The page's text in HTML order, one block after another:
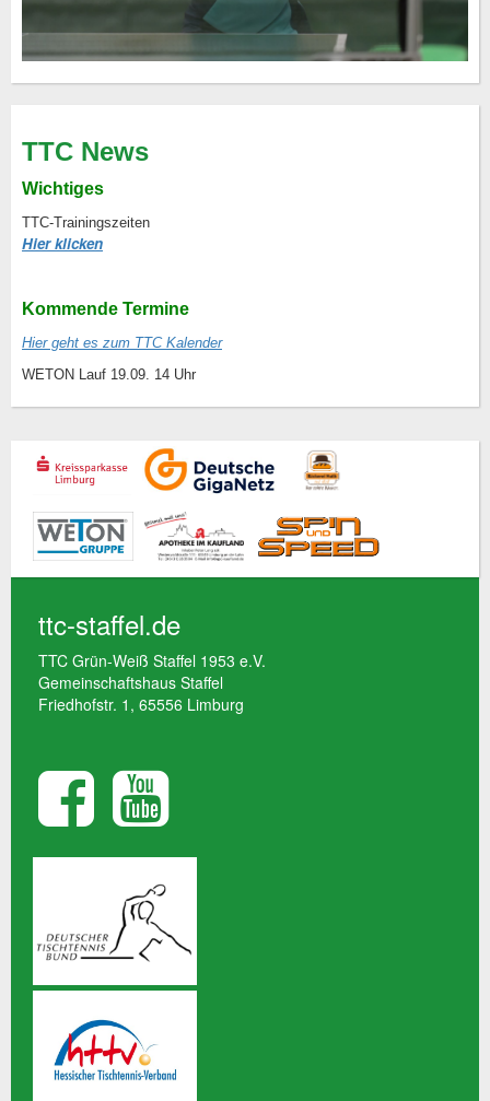
TTC News
Wichtiges
TTC-Trainingszeiten
Hier klicken
Kommende Termine
Hier geht es zum TTC Kalender
WETON Lauf 19.09. 14 Uhr
ttc-staffel.de
TTC Grün-Weiß Staffel 1953 e.V.
Gemeinschaftshaus Staffel
Friedhofstr. 1, 65556 Limburg